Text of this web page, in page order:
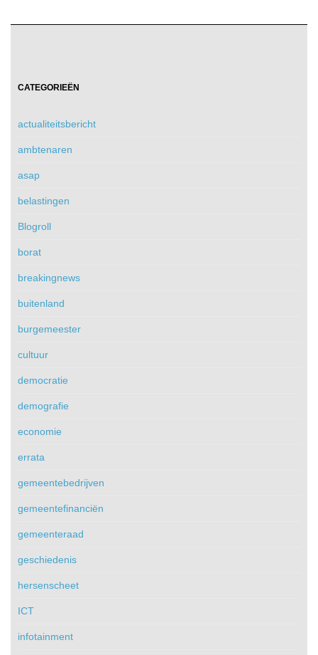
CATEGORIEËN
actualiteitsbericht
ambtenaren
asap
belastingen
Blogroll
borat
breakingnews
buitenland
burgemeester
cultuur
democratie
demografie
economie
errata
gemeentebedrijven
gemeentefinanciën
gemeenteraad
geschiedenis
hersenscheet
ICT
infotainment